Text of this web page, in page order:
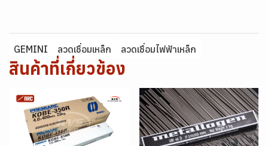
GEMINI ลวดเชื่อมเหล็ก ลวดเชื่อมไฟฟ้าเหล็ก
สินค้าที่เกี่ยวข้อง